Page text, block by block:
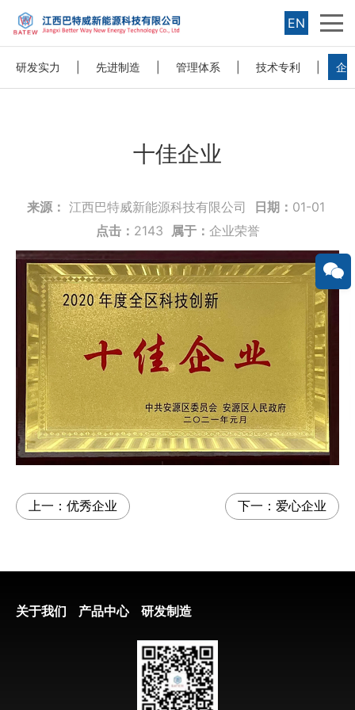
EN
研发实力 先进制造 管理体系 技术专利 企
十佳企业
来源： 江西巴特威新能源科技有限公司 日期： 01-01
点击： 2143 属于： 企业荣誉
上一： 优秀企业 下一： 爱心企业
关于我们 产品中心 研发制造